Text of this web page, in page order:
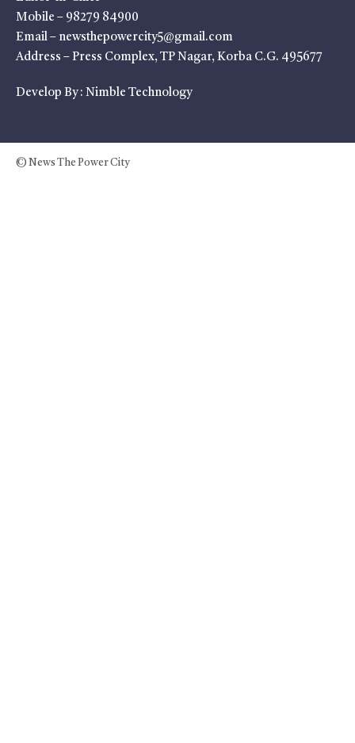
Mobile – 98279 84900
Email – newsthepowercity5@gmail.com
Address – Press Complex, TP Nagar, Korba C.G. 495677
Develop By : Nimble Technology
© News The Power City